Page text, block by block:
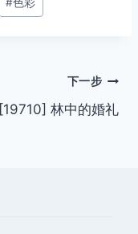
#色彩
下一步
[19710] 林中的婚礼